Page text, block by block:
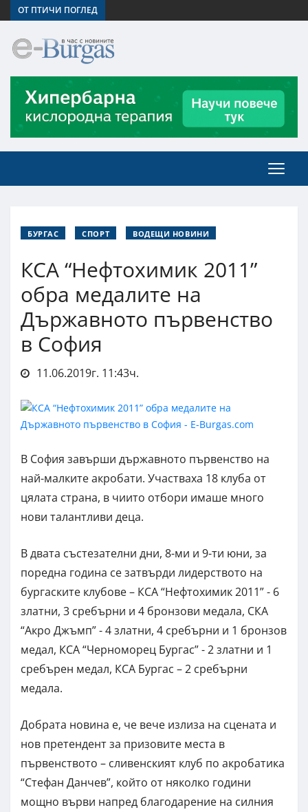
ОТ ПТИЧИ ПОГЛЕД
БУРГАС СПОРТ ВОДЕЩИ НОВИНИ
КСА “Нефтохимик 2011”
обра медалите на
Държавното първенство
в София
11.06.2019г. 11:43ч.
В София завърши държавното първенство на
най-малките акробати. Участваха 18 клуба от
цялата страна, в чиито отбори имаше много
нови талантливи деца.
В двата състезателни дни, 8-ми и 9-ти юни, за
поредна година се затвърди лидерството на
бургаските клубове – КСА “Нефтохимик 2011” - 6
златни, 3 сребърни и 4 бронзови медала, СКА
“Акро Джъмп” - 4 златни, 4 сребърни и 1 бронзов
медал, КСА “Черноморец Бургас” - 2 златни и 1
сребърен медал, КСА Бургас – 2 сребърни
медала.
Добрата новина е, че вече излиза на сцената и
нов претендент за призовите места в
първенството – сливенският клуб по акробатика
“Стефан Данчев”, който от няколко години
мощно върви напред благодарение на силния